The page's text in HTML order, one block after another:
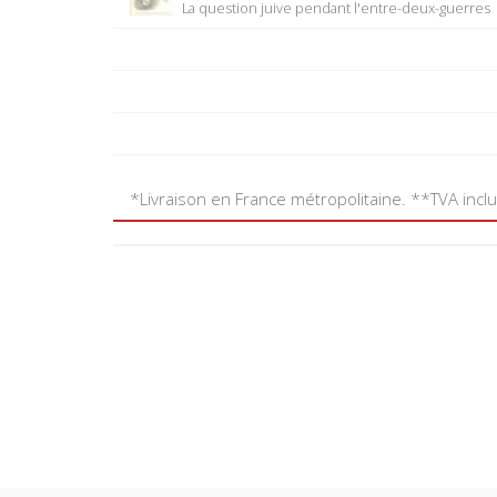
La question juive pendant l'entre-deux-guerres
*Livraison en France métropolitaine. **TVA